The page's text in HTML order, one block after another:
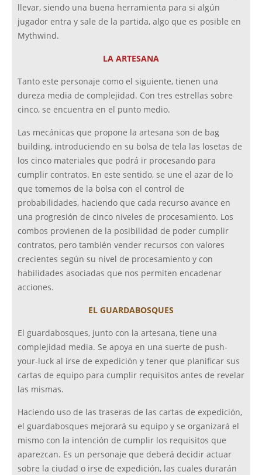
llevar, siendo una buena herramienta para si algún
jugador entra y sale de la partida, algo que es posible en
Mythwind.
LA ARTESANA
Tanto este personaje como el siguiente, tienen una
dureza media de complejidad. Con tres estrellas sobre
cinco, se encuentra en el punto medio.
Las mecánicas que propone la artesana son de bag
building, introduciendo en su bolsa de tela las losetas de
los cinco materiales que podrá ir procesando para
cumplir contratos. En este sentido, se une el azar de lo
que tomemos de la bolsa con el control de
probabilidades, haciendo que cada recurso avance en
una progresión de cinco niveles de procesamiento. Los
combos provienen de la posibilidad de poder cumplir
contratos, pero también vender recursos con valores
crecientes según su nivel de procesamiento y con
habilidades asociadas que nos permiten encadenar
acciones.
EL GUARDABOSQUES
El guardabosques, junto con la artesana, tiene una
complejidad media. Se apoya en una suerte de push-
your-luck al irse de expedición y tener que planificar sus
cartas de equipo para cumplir requisitos antes de revelar
las mismas.
Haciendo uso de las traseras de las cartas de expedición,
el guardabosques mejorará su equipo y se organizará el
mismo con la intención de cumplir los requisitos que
aparezcan. Es un personaje que deberá decidir actuar
sobre la ciudad o irse de expedición, las cuales durarán